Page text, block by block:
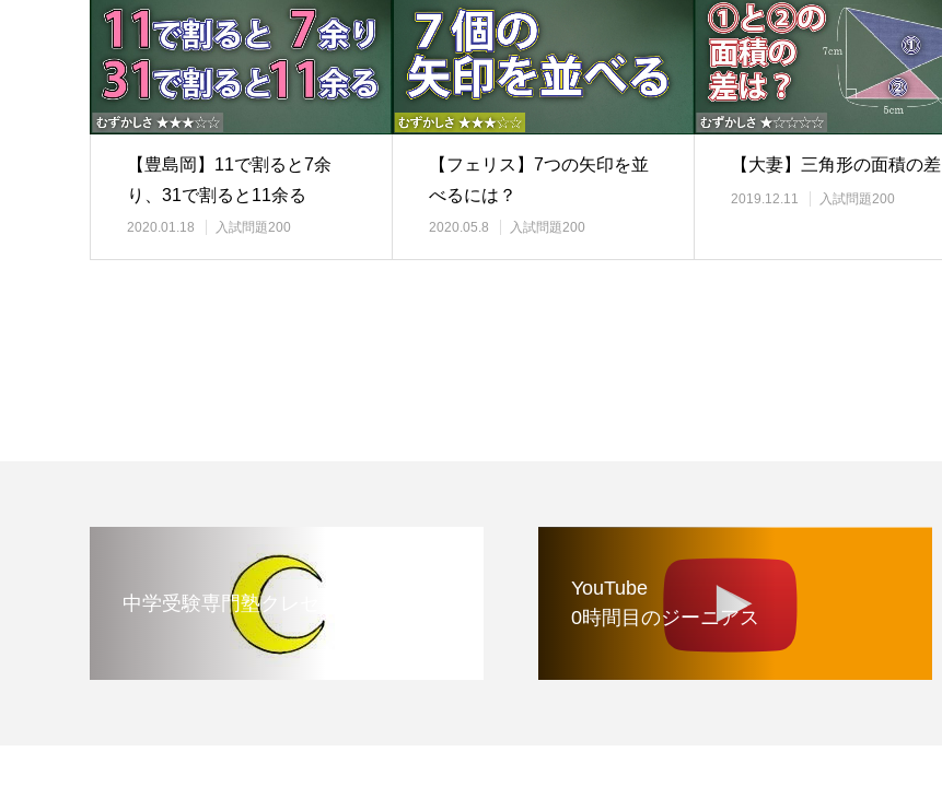
【豊島岡】11で割ると7余
り、31で割ると11余る
2020.01.18 入試問題200
【フェリス】7つの矢印を並
べるには？
2020.05.8 入試問題200
【大妻】三角形の面積の差
2019.12.11 入試問題200
中学受験専門塾クレセント
YouTube
0時間目のジーニアス